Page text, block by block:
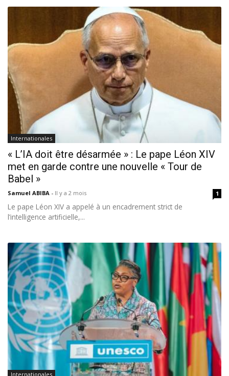
Internationales
« L’IA doit être désarmée » : Le pape Léon XIV
met en garde contre une nouvelle « Tour de
Babel »
Samuel ABIBA - Il y a 2 mois 1
Le pape Léon XIV a appelé à un encadrement strict de
l’intelligence artificielle,...
Internationales